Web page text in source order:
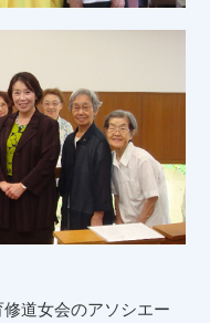
道女会のアソシエー